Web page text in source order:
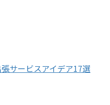
サービスアイデア17選